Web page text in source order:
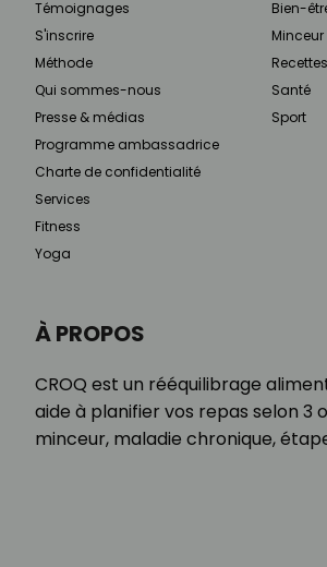
À PROPOS
CROQ est un rééquilibrage
aide à planifier vos repas selon 3
minceur, maladie chronique,
Témoignages
S'inscrire
Méthode
Qui sommes-nous
Presse & médias
Programme ambassadrice
Charte de confidentialité
Services
Fitness
Yoga
Bien-
Minceur
Recettes
Santé
Sport